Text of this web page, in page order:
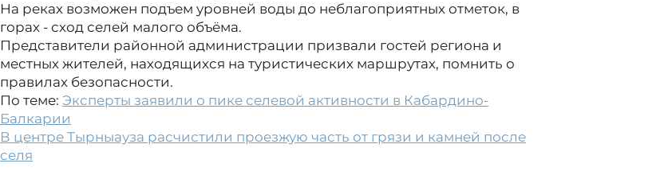
На реках возможен подъем уровней воды до неблагоприятных отметок, в
горах - сход селей малого объёма.
Представители районной администрации призвали гостей региона и
местных жителей, находящихся на туристических маршрутах, помнить о
правилах безопасности.
По теме: Эксперты заявили о пике селевой активности в Кабардино-
Балкарии
В центре Тырныауза расчистили проезжую часть от грязи и камней после
селя